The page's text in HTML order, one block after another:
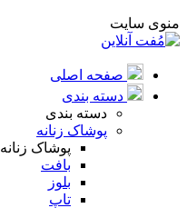
منوی سایت
صفحه اصلی
دسته بندی
دسته بندی
پوشاک زنانه
پوشاک زنانه
بافت
بلوز
تاپ